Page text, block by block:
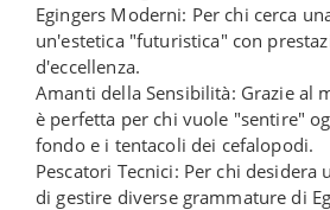
Egingers Moderni: Per chi cerca
un'estetica "futuristica" con
d'eccellenza.
Amanti della Sensibilità: Grazie al
è perfetta per chi vuole "sentire"
fondo e i tentacoli dei cefalopodi.
Pescatori Tecnici: Per chi desidera
di gestire diverse grammature di